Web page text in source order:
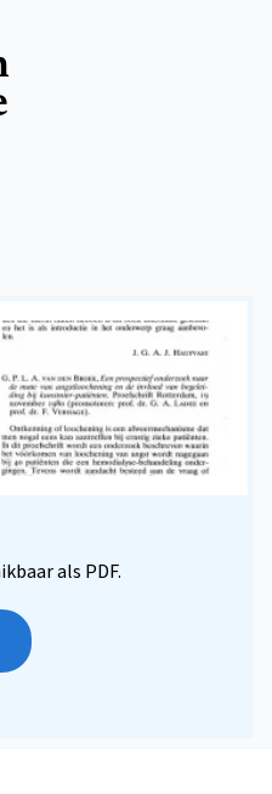
als PDF.